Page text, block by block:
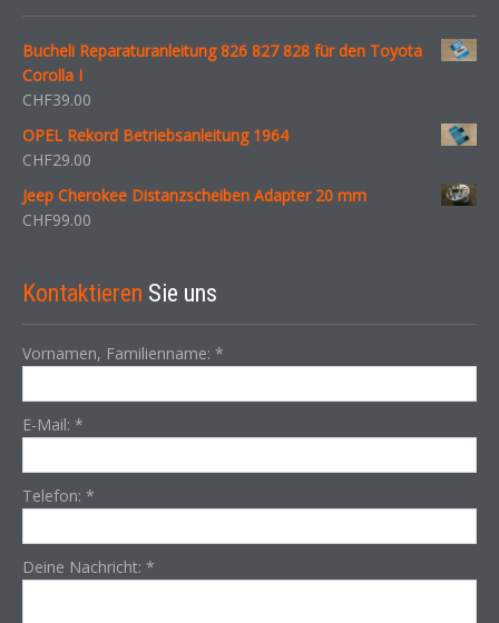
Bucheli Reparaturanleitung 826 827 828 für den Toyota
Corolla I
CHF39.00
OPEL Rekord Betriebsanleitung 1964
CHF29.00
Jeep Cherokee Distanzscheiben Adapter 20 mm
CHF99.00
Kontaktieren Sie uns
Vornamen, Familienname: *
E-Mail: *
Telefon: *
Deine Nachricht: *